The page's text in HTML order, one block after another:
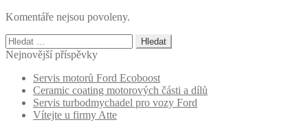
Komentáře nejsou povoleny.
Vyhledávání
Nejnovější příspěvky
Servis motorů Ford Ecoboost
Ceramic coating motorových části a dílů
Servis turbodmychadel pro vozy Ford
Vítejte u firmy Atte